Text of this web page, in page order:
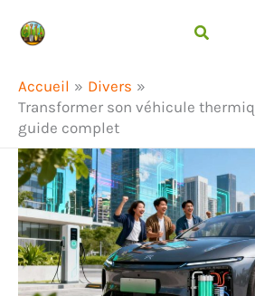
Accueil
Divers
Transformer son véhicule
guide complet